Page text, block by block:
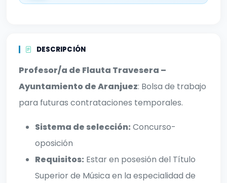
DESCRIPCIÓN
Profesor/a de Flauta Travesera –
Ayuntamiento de Aranjuez: Bolsa de trabajo
para futuras contrataciones temporales.
Sistema de selección: Concurso-
oposición
Requisitos: Estar en posesión del Título
Superior de Música en la especialidad de